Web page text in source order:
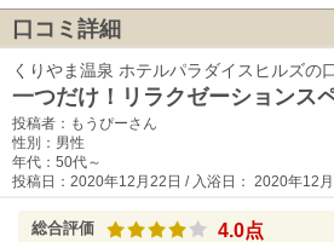
口コミ詳細
くりやま温泉 ホテルパラダイスヒルズの
一つだけ！リラクゼーションス
投稿者：もうぴーさん
性別：男性
年代：50代～
投稿日：2020年12月22日 / 入浴日： 2020年12
総合評価 4.0点